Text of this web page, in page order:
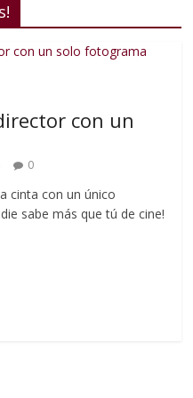
con un
0
cinta con un único
sabe más que tú de cine!